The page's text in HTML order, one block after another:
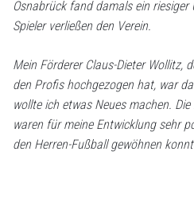
Osnabrück fand damals ein
Spieler verließen den Verein.
Mein Förderer Claus-Dieter Wollitz,
den Profis hochgezogen hat, war
wollte ich etwas Neues machen.
waren für meine Entwicklung sehr
den Herren-Fußball gewöhnen